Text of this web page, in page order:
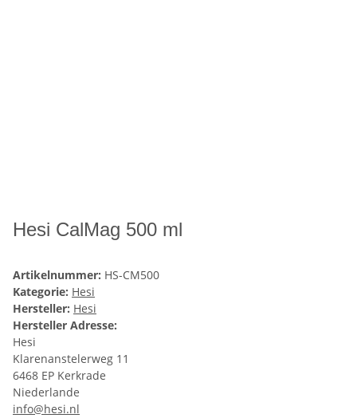
Hesi CalMag 500 ml
Artikelnummer: HS-CM500
Kategorie: Hesi
Hersteller: Hesi
Hersteller Adresse:
Hesi
Klarenanstelerweg 11
6468 EP Kerkrade
Niederlande
info@hesi.nl